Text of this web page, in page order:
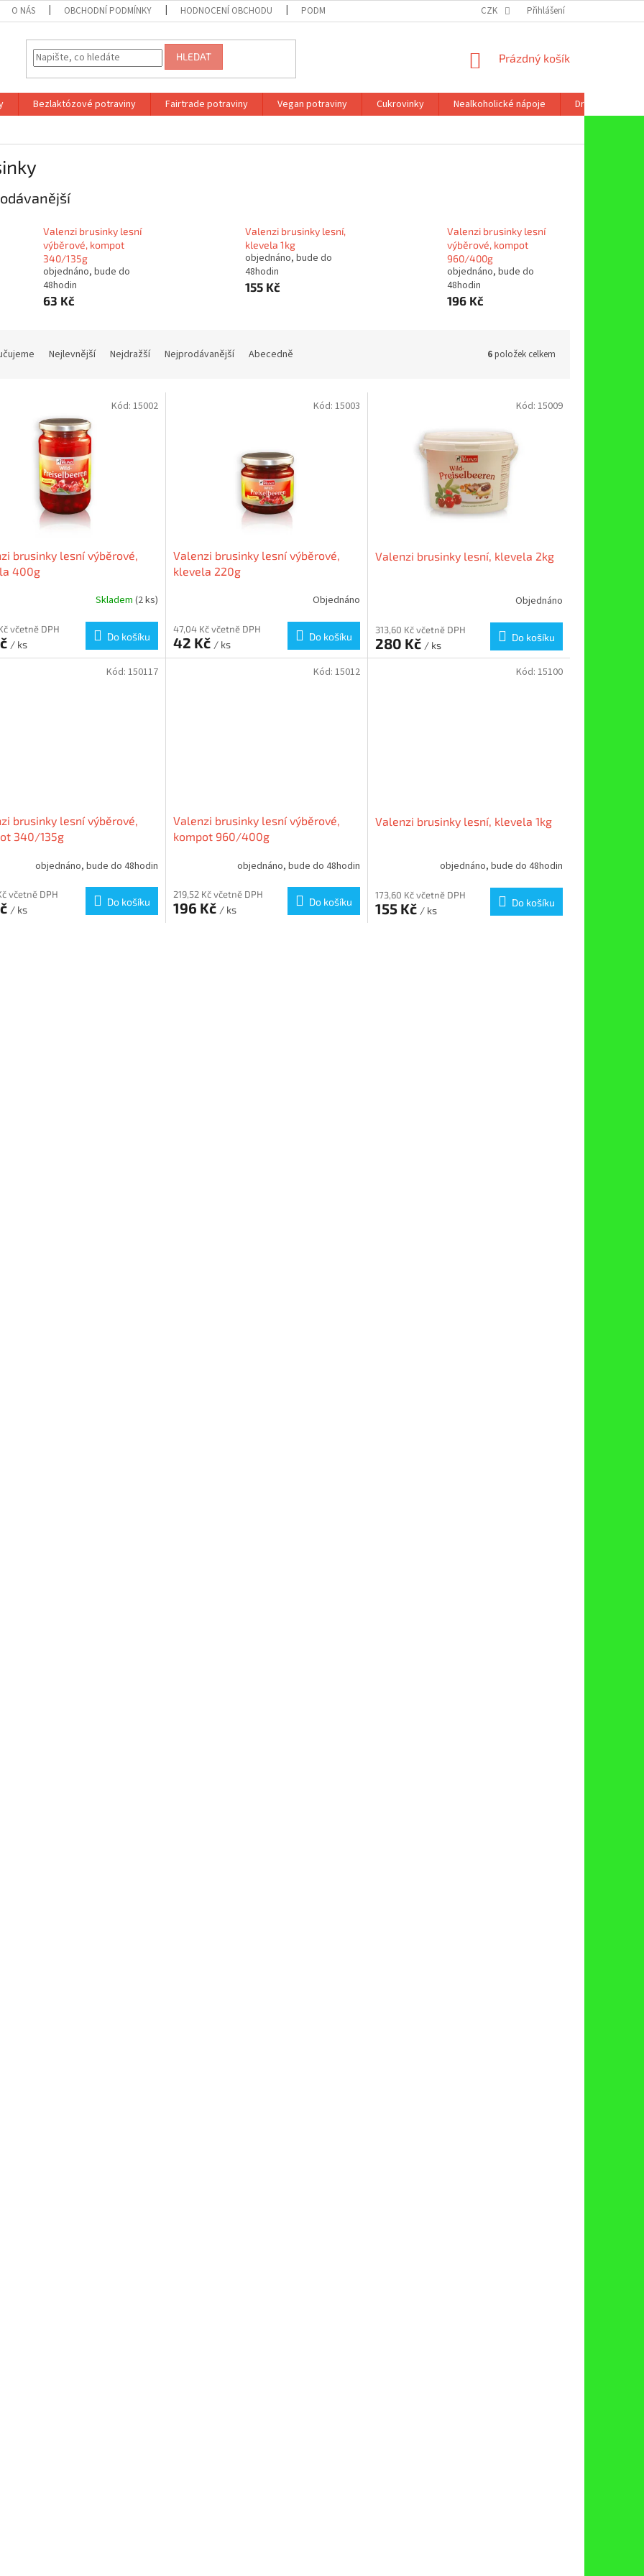
O NÁS OBCHODNÍ PODMÍNKY HODNOCENÍ OBCHODU PODMÍNKY OCHRANY OSOBNÍCH ÚDAJŮ CZK Přihlášení
HLEDAT
NÁKUPNÍ
Prázdný košík
Bezlaktózové potraviny Fairtrade potraviny Vegan potraviny Cukrovinky Nealkoholické nápoje Drogerie
Valenzi brusinky lesní
výběrové, kompot
340/135g
objednáno, bude do
48hodin
63 Kč
Valenzi brusinky lesní,
klevela 1kg
objednáno, bude do
48hodin
155 Kč
Valenzi brusinky lesní
výběrové, kompot
960/400g
objednáno, bude do
48hodin
196 Kč
Nejlevnější Nejdražší Nejprodávanější Abecedně 6položek celkem
brusinky lesní výběrové,
400g
Skladem (2 ks)
včetně DPH
/ ks
Do košíku
Kód: 15002
Valenzi brusinky lesní výběrové,
klevela 220g
Objednáno
47,04 Kč včetně DPH
42 Kč / ks
Do košíku
Kód: 15003
Valenzi brusinky lesní, klevela 2kg
Objednáno
313,60 Kč včetně DPH
280 Kč / ks
Do košíku
Kód: 15009
brusinky lesní výběrové,
340/135g
objednáno, bude do 48hodin
včetně DPH
/ ks
Do košíku
Kód: 150117
Valenzi brusinky lesní výběrové,
kompot 960/400g
objednáno, bude do 48hodin
219,52 Kč včetně DPH
196 Kč / ks
Do košíku
Kód: 15012
Valenzi brusinky lesní, klevela 1kg
objednáno, bude do 48hodin
173,60 Kč včetně DPH
155 Kč / ks
Do košíku
Kód: 15100